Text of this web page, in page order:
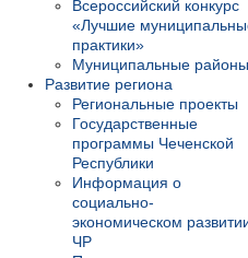
Всероссийский конкурс
«Лучшие
практики»
Муниципальные районы
Развитие региона
Региональные проекты
Государственные
программы Чеченской
Республики
Информация о
социально-
экономическом
ЧР